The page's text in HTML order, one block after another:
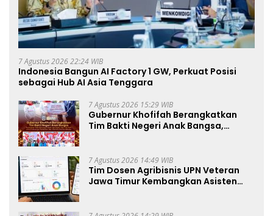
7 Agustus 2026 22:24 WIB
Indonesia Bangun AI Factory 1 GW, Perkuat Posisi
sebagai Hub AI Asia Tenggara
7 Agustus 2026 15:29 WIB
Gubernur Khofifah Berangkatkan
Tim Bakti Negeri Anak Bangsa,
Kemerdekaan
7 Agustus 2026 14:49 WIB
Tim Dosen Agribisnis UPN Veteran
Jawa Timur Kembangkan Asisten